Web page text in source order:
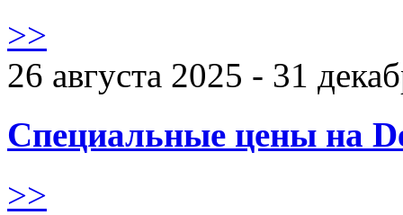
>>
26 августа 2025 - 31
Специальные цены на
>>